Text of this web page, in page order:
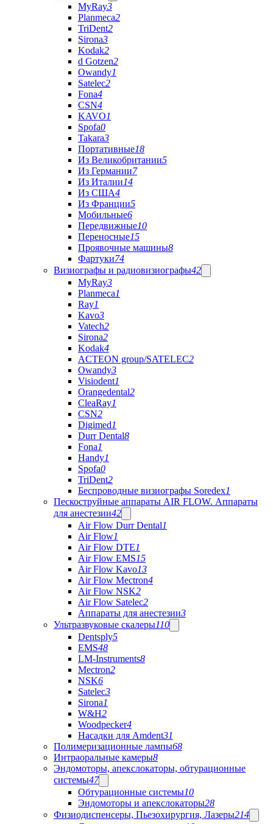
MyRay3
Planmeca2
TriDent2
Sirona3
Kodak2
d Gotzen2
Owandy1
Satelec2
Fona4
CSN4
KAVO1
Spofa0
Takara3
Портативные18
Из Великобритании5
Из Германии7
Из Италии14
Из США4
Из Франции5
Мобильные6
Передвижные10
Переносные15
Проявочные машины8
Фартуки74
Визиографы и радиовизиографы42
MyRay3
Planmeca1
Ray1
Kavo3
Vatech2
Sirona2
Kodak4
ACTEON group/SATELEC2
Owandy3
Visiodent1
Orangedental2
CleaRay1
CSN2
Digimed1
Durr Dental8
Fona1
Handy1
Spofa0
TriDent2
Беспроводные визиографы Soredex1
Пескоструйные аппараты AIR FLOW. Аппараты
для анестезии42
Air Flow Durr Dental1
Air Flow1
Air Flow DTE1
Air Flow EMS15
Air Flow Kavo13
Air Flow Mectron4
Air Flow NSK2
Air Flow Satelec2
Аппараты для анестезии3
Ультразвуковые скалеры110
Dentsply5
EMS48
LM-Instruments8
Mectron2
NSK6
Satelec3
Sirona1
W&H2
Woodpecker4
Насадки для Amdent31
Полимеризационные лампы68
Интраоральные камеры8
Эндомоторы, апекслокаторы, обтурационные
системы47
Обтурационные системы10
Эндомоторы и апекслокаторы28
Физиодиспенсеры, Пьезохирургия, Лазеры214